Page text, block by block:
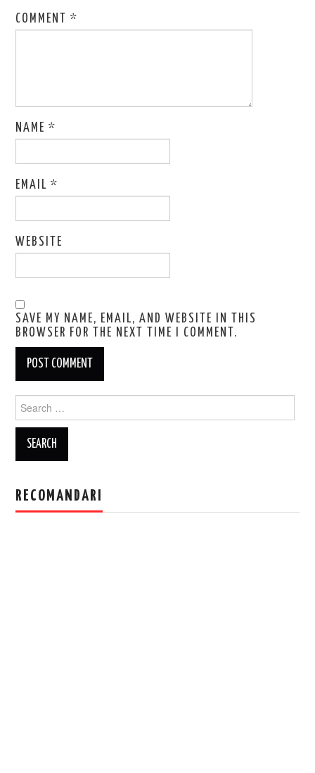
COMMENT*
NAME*
EMAIL*
WEBSITE
SAVE MY NAME, EMAIL, AND WEBSITE IN THIS
BROWSER FOR THE NEXT TIME I COMMENT.
Search
for:
RECOMANDARI